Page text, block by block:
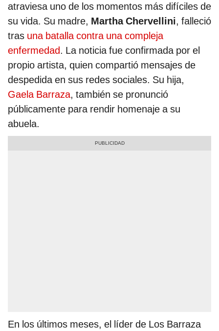
atraviesa uno de los momentos más difíciles de
su vida. Su madre, Martha Chervellini, falleció
tras una batalla contra una compleja
enfermedad. La noticia fue confirmada por el
propio artista, quien compartió mensajes de
despedida en sus redes sociales. Su hija,
Gaela Barraza, también se pronunció
públicamente para rendir homenaje a su
abuela.
En los últimos meses, el líder de Los Barraza